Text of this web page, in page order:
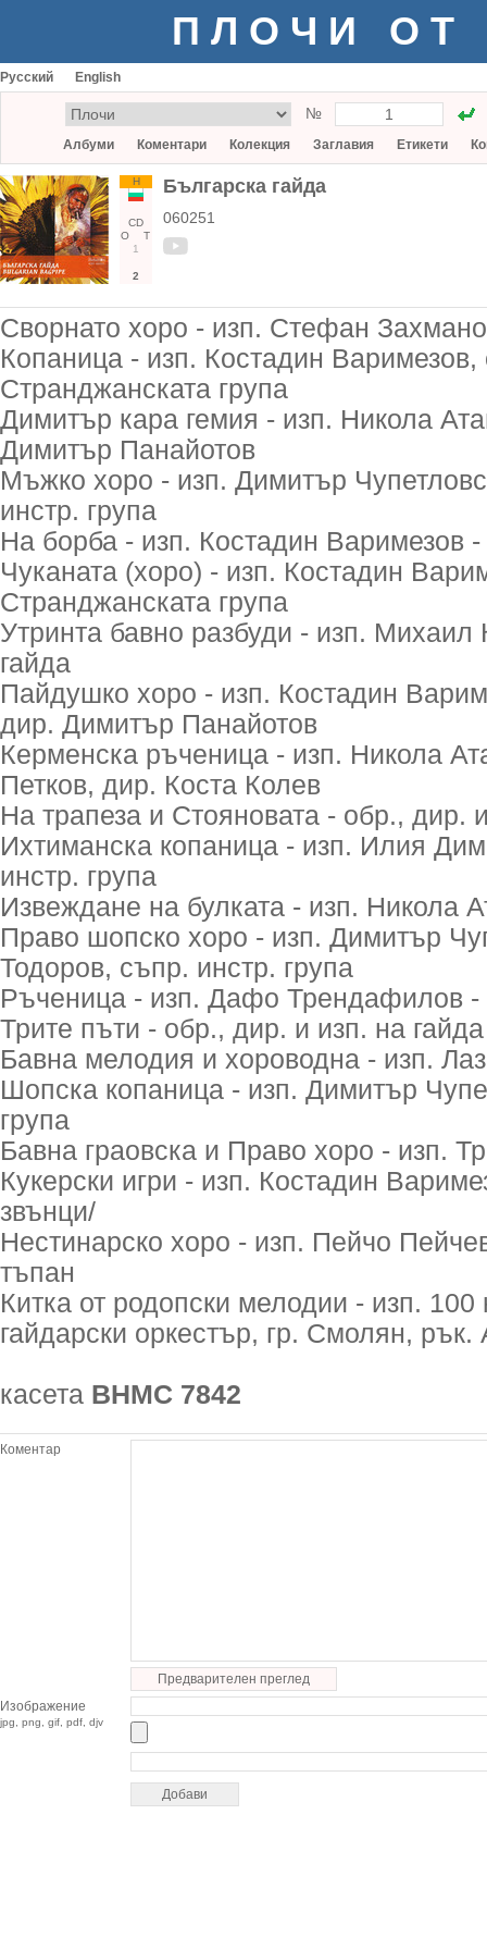
ПЛОЧИ ОТ
Русский English
№
Албуми Коментари Колекция Заглавия Етикети
Н
CD
О
Т
1
2
Българска гайда
060251
Сворнато хоро - изп. Стефан
Копаница - изп. Костадин
Странджанската група
Димитър кара гемия - изп. Никола
Димитър Панайотов
Мъжко хоро - изп. Димитър
инстр. група
На борба - изп. Костадин Варимезов -
Чуканата (хоро) - изп. Костадин
Странджанската група
Утринта бавно разбуди - изп.
гайда
Пайдушко хоро - изп. Костадин
дир. Димитър Панайотов
Керменска ръченица - изп. Никола
Петков, дир. Коста Колев
На трапеза и Стояновата - обр., дир.
Ихтиманска копаница - изп. Илия
инстр. група
Извеждане на булката - изп. Никола
Право шопско хоро - изп. Димитър
Тодоров, съпр. инстр. група
Ръченица - изп. Дафо Трендафилов -
Трите пъти - обр., дир. и изп. на
Бавна мелодия и хороводна - изп.
Шопска копаница - изп. Димитър
група
Бавна граовска и Право хоро - изп.
Кукерски игри - изп. Костадин
звънци/
Нестинарско хоро - изп. Пейчо
тъпан
Китка от родопски мелодии - изп. 100
гайдарски оркестър, гр. Смолян, рък.
касета ВНМС 7842
Коментар
Предварителен преглед
Изображение
jpg, png, gif, pdf, djv